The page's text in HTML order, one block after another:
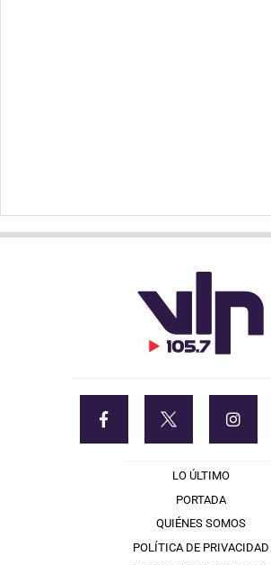
LO ÚLTIMO
PORTADA
QUIÉNES SOMOS
POLÍTICA DE PRIVACIDAD